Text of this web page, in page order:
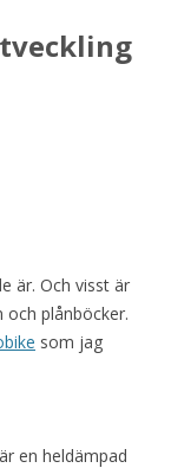
är. Och visst är
plånböcker.
som jag
en heldämpad